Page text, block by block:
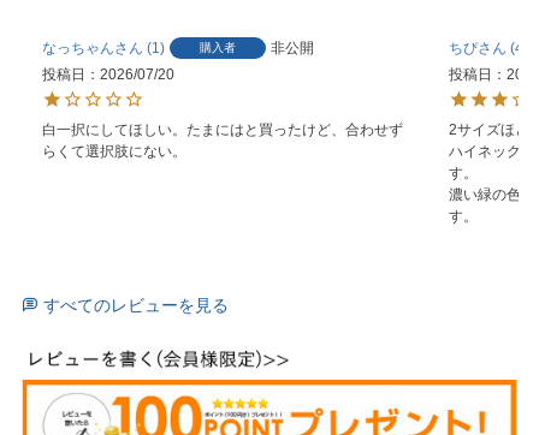
なっちゃん 1 購入者
非公開
投稿日
2026/07/20
白一択にしてほしい。たまにはと買ったけど、合わせず
らくて選択肢にない。
ちぴ
49
投稿日
2サイズほど
ハイネック
す。
濃い緑の色
す。
すべてのレビューを見る